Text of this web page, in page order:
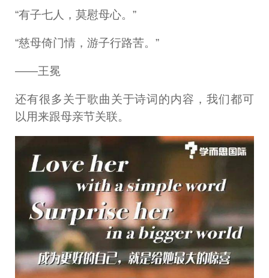
“有子七人，莫慰母心。”
“慈母倚门情，游子行路苦。”
——王冕
还有很多关于歌曲关于诗词的内容，我们都可
以用来跟母亲节关联。